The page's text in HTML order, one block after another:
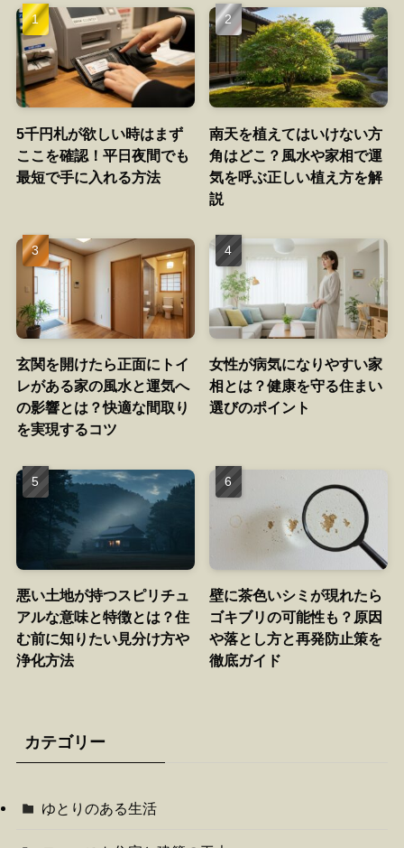
5千円札が欲しい時はまず
ここを確認！平日夜間でも
最短で手に入れる方法
南天を植えてはいけない方
角はどこ？風水や家相で運
気を呼ぶ正しい植え方を解
説
玄関を開けたら正面にトイ
レがある家の風水と運気へ
の影響とは？快適な間取り
を実現するコツ
女性が病気になりやすい家
相とは？健康を守る住まい
選びのポイント
悪い土地が持つスピリチュ
アルな意味と特徴とは？住
む前に知りたい見分け方や
浄化方法
壁に茶色いシミが現れたら
ゴキブリの可能性も？原因
や落とし方と再発防止策を
徹底ガイド
カテゴリー
ゆとりのある生活